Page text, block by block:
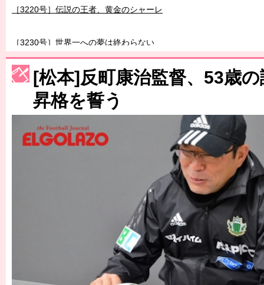
［3230号］世界一への夢は終わらない
［3223号］一丸。日本出陣
［3222号］史上最大のW杯開幕 注目は「個」
長谷川 アーリアジャスールさんがシンポジウム「気候変動から命
[松本]反町康治監督、53歳
昇格を誓う